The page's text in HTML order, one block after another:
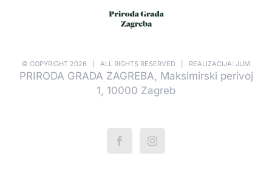
© COPYRIGHT 2026 | ALL RIGHTS RESERVED | REALIZACIJA: JUM
PRIRODA GRADA ZAGREBA, Maksimirski perivoj
1, 10000 Zagreb